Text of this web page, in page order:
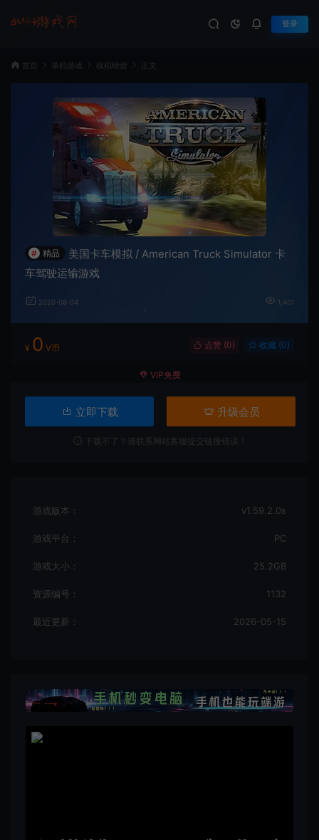
登录
首页 单机游戏 模拟经营 正文
# 精品
美国卡车模拟 / American Truck Simulator 卡
车驾驶运输游戏
2020-08-04 1,401
¥ 0 V币 点赞 (0) 收藏 (0)
VIP免费
立即下载 升级会员
下载不了？请联系网站客服提交链接错误！
游戏版本： v1.59.2.0s
游戏平台： PC
游戏大小： 25.2GB
资源编号： 1132
最近更新： 2026-05-15